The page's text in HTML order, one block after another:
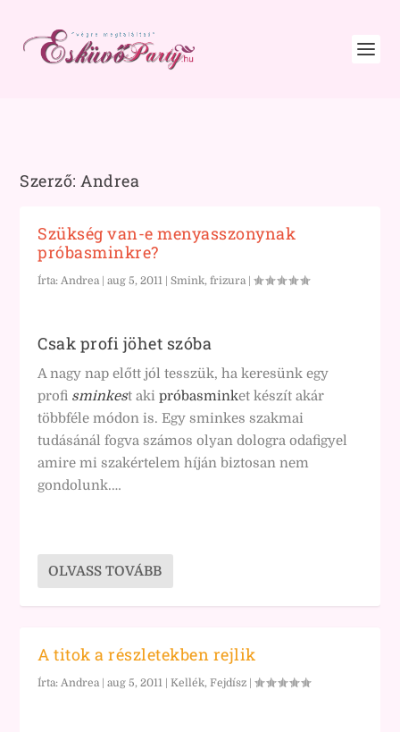
Szerző:Andrea
Szükség van-e menyasszonynak
próbasminkre?
Írta:Andrea |aug 5, 2011 |Smink, frizura |
Csak profi jöhet szóba
A nagy nap előtt jól tesszük, ha keresünk egy
profi sminkest akipróbasminket készít akár
többféle módon is. Egy sminkes szakmai
tudásánál fogva számos olyan dologra odafigyel
amire mi szakértelem híján biztosan nem
gondolunk.…
OLVASS TOVÁBB
A titok a részletekben rejlik
Írta:Andrea |aug 5, 2011 |Kellék, Fejdísz |